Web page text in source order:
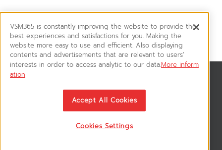
สมัครรับข่าวสาร
ติดตามอัพเดทข่าวสาร, โปรโมชั่น, สินค้าราคาพิเศษ ได้ก่อนใคร
VSM365 is constantly improving the website to provide the
best experiences and satisfactions for you. Making the
website more easy to use and efficient. Also displaying
contents and advertisements that are relevant to users'
interests in order to access analytic to our data.More inform
ation
Accept All Cookies
Cookies Settings